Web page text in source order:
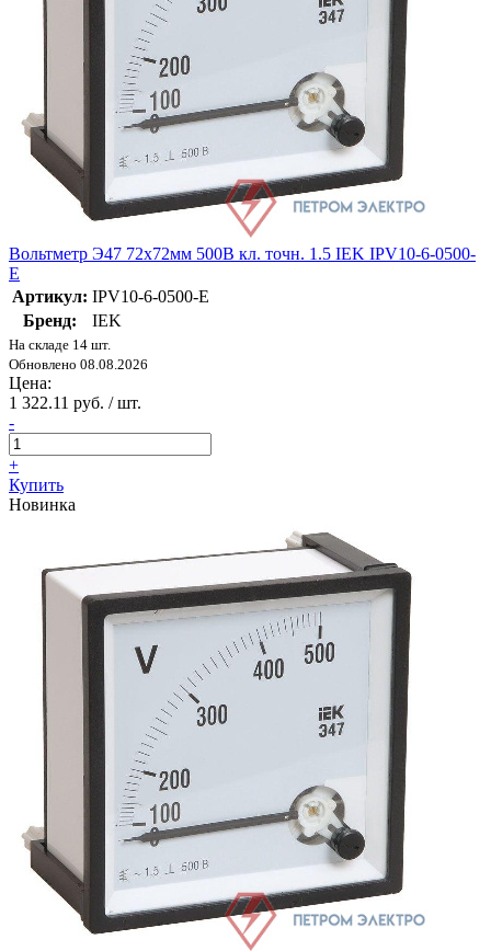
Вольтметр Э47 72х72мм 500В кл. точн. 1.5 IEK IPV10-6-0500-
E
Артикул: IPV10-6-0500-E
Бренд:
IEK
На складе 14 шт.
Обновлено 08.08.2026
Цена:
1 322.11 руб. / шт.
-
+
Купить
Новинка